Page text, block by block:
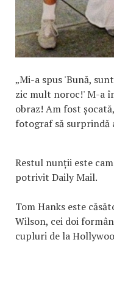
„Mi-a spus 'Bună,
zic mult noroc!' M-a
obraz! Am fost
fotograf să surprindă
Restul nunții este
potrivit Daily Mail.
Tom Hanks este
Wilson, cei doi
cupluri de la